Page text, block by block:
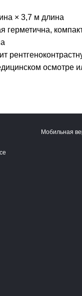
× 3,7 м длина
герметична,
осмотре
Мобильная